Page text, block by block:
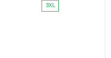
3XL